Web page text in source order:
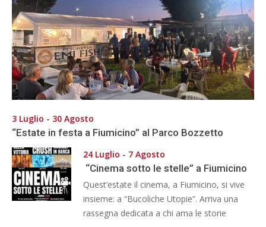
3 Luglio - 30 Agosto
“Estate in festa a Fiumicino” al Parco Bozzetto
24 Luglio - 7 Agosto
“Cinema sotto le stelle” a Fiumicino
Quest’estate il cinema, a Fiumicino, si vive
insieme: a “Bucoliche Utopie”. Arriva una
rassegna dedicata a chi ama le storie